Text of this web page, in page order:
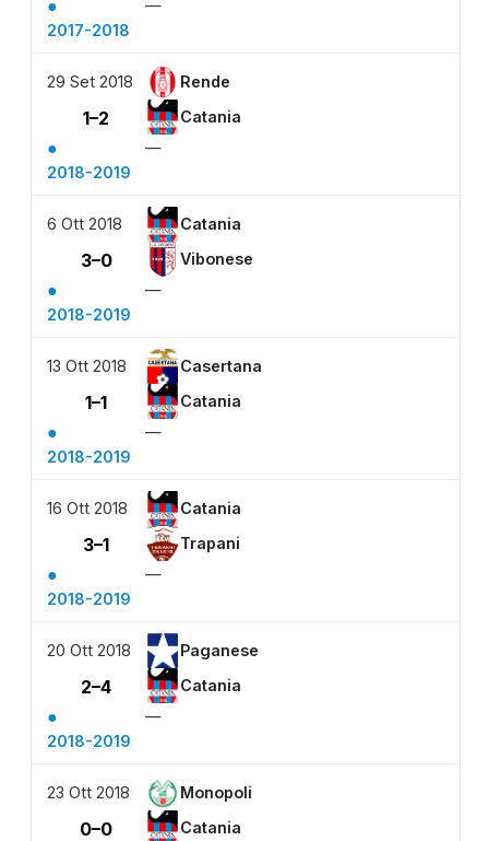
●
—
2017-2018
29 Set 2018 Rende
1–2 Catania
●
—
2018-2019
6 Ott 2018 Catania
3–0 Vibonese
●
—
2018-2019
13 Ott 2018 Casertana
1–1 Catania
●
—
2018-2019
16 Ott 2018 Catania
3–1 Trapani
●
—
2018-2019
20 Ott 2018 Paganese
2–4 Catania
●
—
2018-2019
23 Ott 2018 Monopoli
0–0 Catania